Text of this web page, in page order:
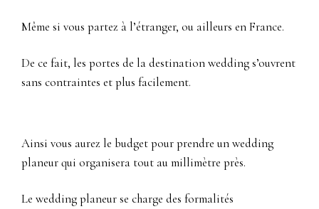
Même si vous partez à l’étranger, ou ailleurs en France.
De ce fait, les portes de la destination wedding s’ouvrent
sans contraintes et plus facilement.
Ainsi vous aurez le budget pour prendre un wedding
planeur qui organisera tout au millimètre près.
Le wedding planeur se charge des formalités